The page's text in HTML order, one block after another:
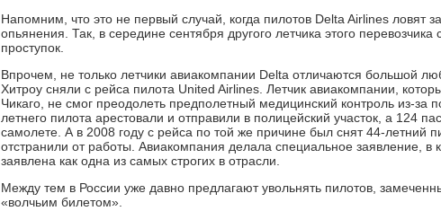
Напомним, что это не первый случай, когда пилотов Delta Airlines ловят
опьянения. Так, в середине сентября другого летчика этого
проступок.
Впрочем, не только летчики авиакомпании Delta отличаются большой
Хитроу сняли с рейса пилота United Airlines. Летчик авиакомпании,
Чикаго, не смог преодолеть предполетный медицинский контроль из-за
летнего пилота арестовали и отправили в полицейский участок, а 124
самолете. А в 2008 году с рейса по той же причине был снят 44-летний
отстранили от работы. Авиакомпания делала специальное заявление, в
заявлена как одна из самых строгих в отрасли.
Между тем в России уже давно предлагают увольнять пилотов,
«волчьим билетом».